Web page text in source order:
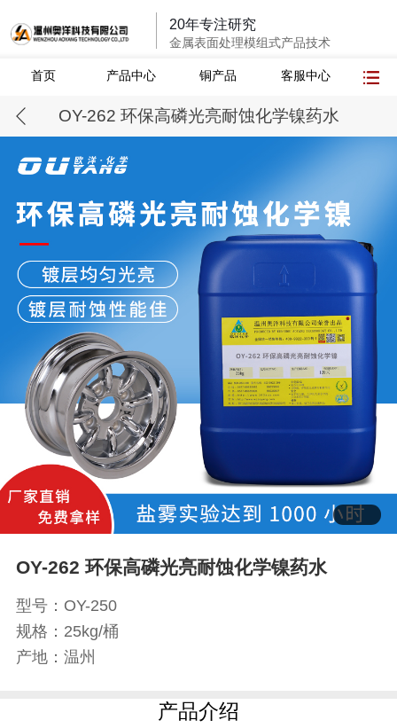
20年专注研究
金属表面处理模组式产品技术
首页 产品中心 铜产品 客服中心
OY-262 环保高磷光亮耐蚀化学镍药水
OY-262 环保高磷光亮耐蚀化学镍药水
型号：OY-250
规格：25kg/桶
产地：温州
产品介绍